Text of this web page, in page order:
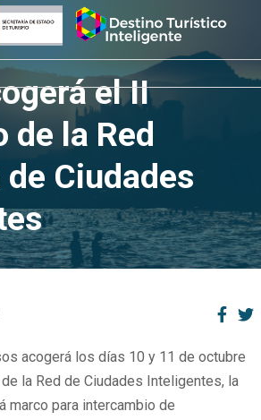
el II
de la Red
Ciudades
acogerá los días 10 y 11 de octubre
la Red de Ciudades Inteligentes, la
marco para intercambio de